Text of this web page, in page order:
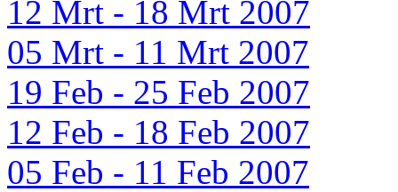
12 Mrt - 18 Mrt 2007
05 Mrt - 11 Mrt 2007
19 Feb - 25 Feb 2007
12 Feb - 18 Feb 2007
05 Feb - 11 Feb 2007